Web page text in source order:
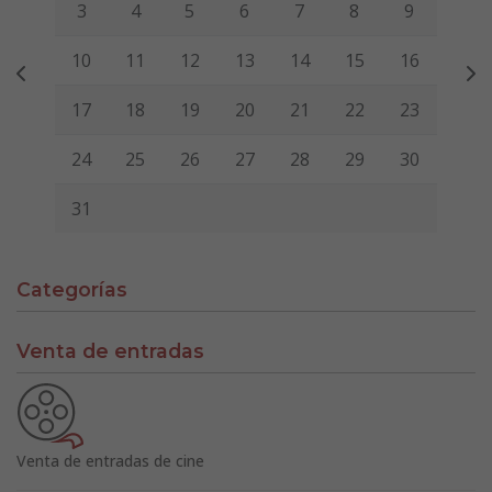
3 4 5 6 7 8 9
10 11 12 13 14 15 16
17 18 19 20 21 22 23
24 25 26 27 28 29 30
31
Categorías
Venta de entradas
Venta de entradas de cine